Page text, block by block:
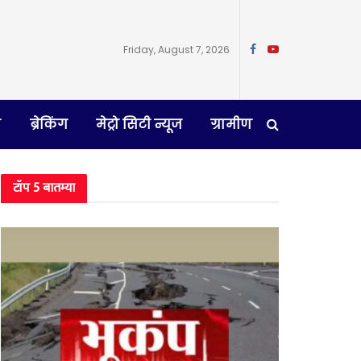
Friday, August 7, 2026
ब्रेकिंग मेट्रो सिटी न्यूज ग्रामीण
टॉप 5 बातम्या